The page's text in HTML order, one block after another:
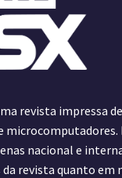
revista impressa
microcomputadores.
nacional e
revista quanto em